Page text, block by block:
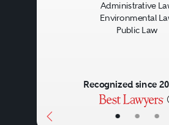
• • •
Administrative
Environmental
Public Law
Recognized since